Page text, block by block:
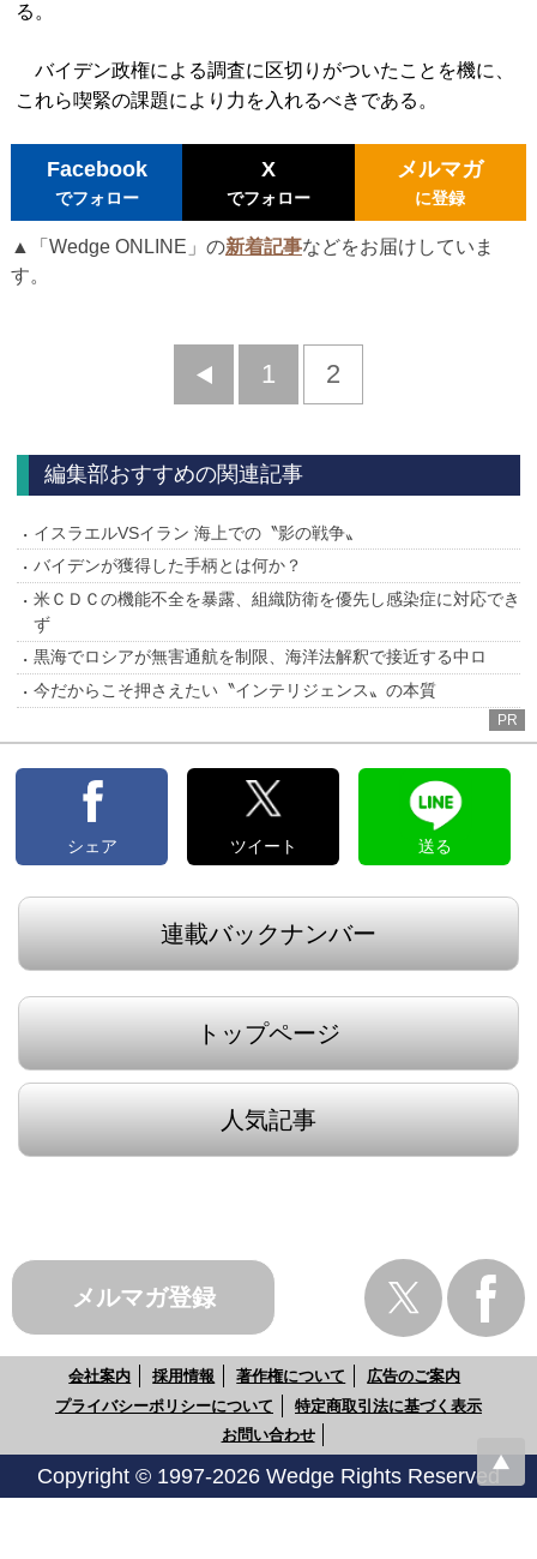
る。
バイデン政権による調査に区切りがついたことを機に、
これら喫緊の課題により力を入れるべきである。
Facebook
でフォロー
X
でフォロー
メルマガ
に登録
▲「Wedge ONLINE」の新着記事などをお届けしていま
す。
前
1 2
編集部おすすめの関連記事
イスラエルVSイラン 海上での〝影の戦争〟
バイデンが獲得した手柄とは何か？
米ＣＤＣの機能不全を暴露、組織防衛を優先し感染症に対応でき
ず
黒海でロシアが無害通航を制限、海洋法解釈で接近する中ロ
今だからこそ押さえたい〝インテリジェンス〟の本質
PR
シェア ツイート 送る
連載バックナンバー
トップページ
人気記事
メルマガ登録
会社案内 採用情報 著作権について
広告のご案内
プライバシーポリシーについて
特定商取引法に基づく表示
お問い合わせ
Copyright © 1997-2026 Wedge Rights Reserved